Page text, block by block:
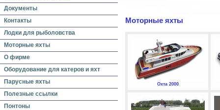
Документы
Контакты
Лодки для рыболовства
Моторные яхты
О фирме
Оборудование для катеров и яхт
Парусные яхты
Полезные ссылки
Понтоны
Моторные яхты
Охта 2000